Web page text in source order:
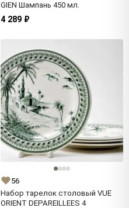
GIEN Шампань 450 мл.
4 289 ₽
56
Набор тарелок столовый VUE
ORIENT DEPAREILLEES 4